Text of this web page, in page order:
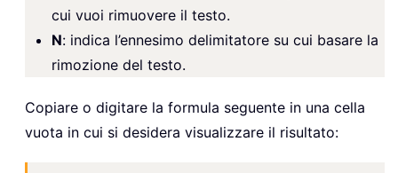
cui vuoi rimuovere il testo.
N: indica l’ennesimo delimitatore su cui basare la
rimozione del testo.
Copiare o digitare la formula seguente in una cella
vuota in cui si desidera visualizzare il risultato: